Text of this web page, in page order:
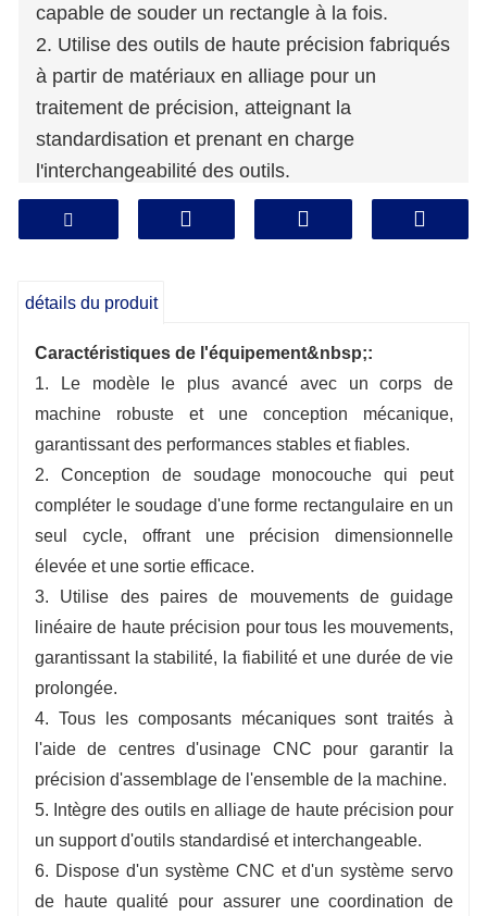
capable de souder un rectangle à la fois.
2. Utilise des outils de haute précision fabriqués
à partir de matériaux en alliage pour un
traitement de précision, atteignant la
standardisation et prenant en charge
l'interchangeabilité des outils.
3. Équipé d'un dispositif de soufflage d'air
automatique, il peut automatiquement souffler
détails du produit
Caractéristiques de l'équipement&nbsp;:
1. Le modèle le plus avancé avec un corps de
machine robuste et une conception mécanique,
garantissant des performances stables et fiables.
2. Conception de soudage monocouche qui peut
compléter le soudage d'une forme rectangulaire en un
seul cycle, offrant une précision dimensionnelle
élevée et une sortie efficace.
3. Utilise des paires de mouvements de guidage
linéaire de haute précision pour tous les mouvements,
garantissant la stabilité, la fiabilité et une durée de vie
prolongée.
4. Tous les composants mécaniques sont traités à
l'aide de centres d'usinage CNC pour garantir la
précision d'assemblage de l'ensemble de la machine.
5. Intègre des outils en alliage de haute précision pour
un support d'outils standardisé et interchangeable.
6. Dispose d'un système CNC et d'un système servo
de haute qualité pour assurer une coordination de